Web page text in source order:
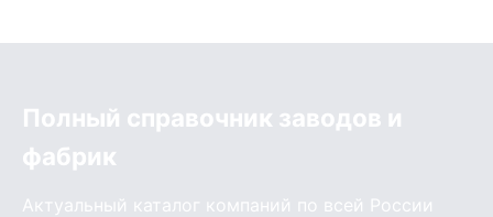
Полный справочник заводов и
фабрик
Актуальный каталог компаний по всей России